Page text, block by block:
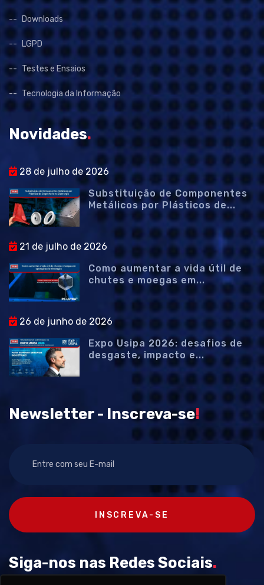
Downloads
LGPD
Testes e Ensaios
Tecnologia da Informação
Novidades.
28 de julho de 2026
Substituição de Componentes
Metálicos por Plásticos de...
21 de julho de 2026
Como aumentar a vida útil de
chutes e moegas em...
26 de junho de 2026
Expo Usipa 2026: desafios de
desgaste, impacto e...
Newsletter - Inscreva-se!
INSCREVA-SE
Siga-nos nas Redes Sociais.